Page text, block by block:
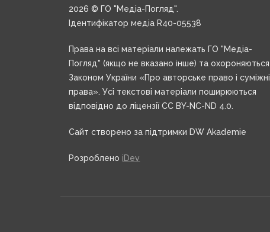
2026 © ГО "Медіа-Погляд".
Ідентифікатор медіа R40-05538
Права на всі матеріали належать ГО "Медіа-
Погляд" (якщо не вказано інше) та охороняються
Законом України «Про авторське право і суміжні
права». Усі текстові матеріали поширюються
відповідно до ліцензії CC BY-NC-ND 4.0.
Сайт створено за підтримки DW Akademie
Розроблено iDev